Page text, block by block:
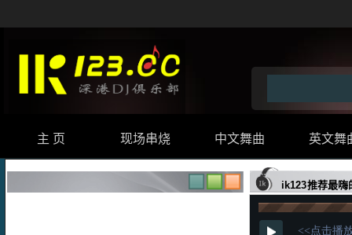
主 页 现场串烧 中文舞曲 英文舞
ik123推荐最嗨